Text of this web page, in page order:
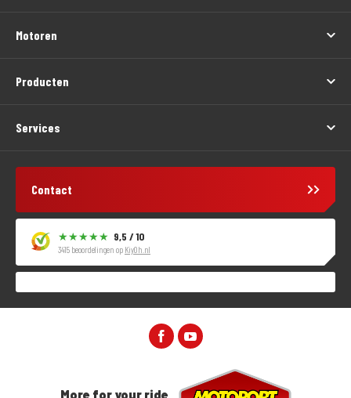
Motoren
Producten
Services
Contact
9,5 / 10
3415 beoordelingen op KiyOh.nl
More for your ride